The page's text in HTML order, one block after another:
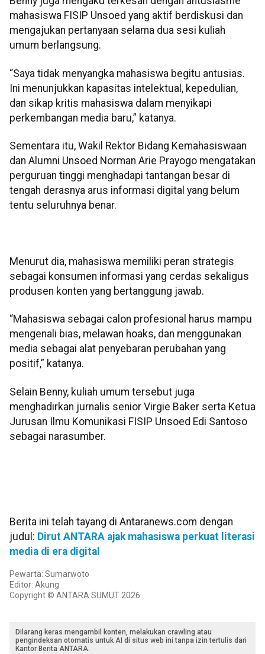
mahasiswa FISIP Unsoed yang aktif berdiskusi dan
mengajukan pertanyaan selama dua sesi kuliah
umum berlangsung.
“Saya tidak menyangka mahasiswa begitu antusias.
Ini menunjukkan kapasitas intelektual, kepedulian,
dan sikap kritis mahasiswa dalam menyikapi
perkembangan media baru,” katanya.
Sementara itu, Wakil Rektor Bidang Kemahasiswaan
dan Alumni Unsoed Norman Arie Prayogo mengatakan
perguruan tinggi menghadapi tantangan besar di
tengah derasnya arus informasi digital yang belum
tentu seluruhnya benar.
Menurut dia, mahasiswa memiliki peran strategis
sebagai konsumen informasi yang cerdas sekaligus
produsen konten yang bertanggung jawab.
“Mahasiswa sebagai calon profesional harus mampu
mengenali bias, melawan hoaks, dan menggunakan
media sebagai alat penyebaran perubahan yang
positif,” katanya.
Selain Benny, kuliah umum tersebut juga
menghadirkan jurnalis senior Virgie Baker serta Ketua
Jurusan Ilmu Komunikasi FISIP Unsoed Edi Santoso
sebagai narasumber.
Berita ini telah tayang di Antaranews.com dengan
judul: Dirut ANTARA ajak mahasiswa perkuat literasi
media di era digital
Pewarta: Sumarwoto
Editor: Akung
Copyright © ANTARA SUMUT 2026
Dilarang keras mengambil konten, melakukan crawling atau
pengindeksan otomatis untuk AI di situs web ini tanpa izin tertulis dari
Kantor Berita ANTARA.